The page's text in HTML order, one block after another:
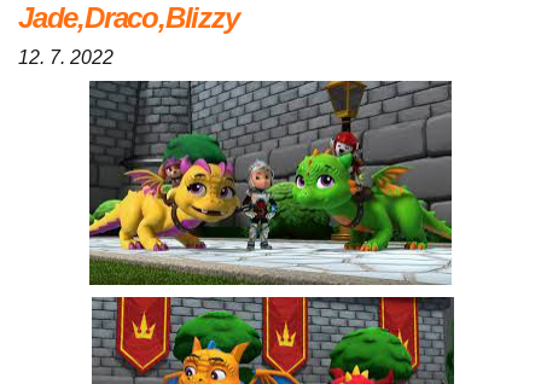
Jade,Draco,Blizzy
12. 7. 2022